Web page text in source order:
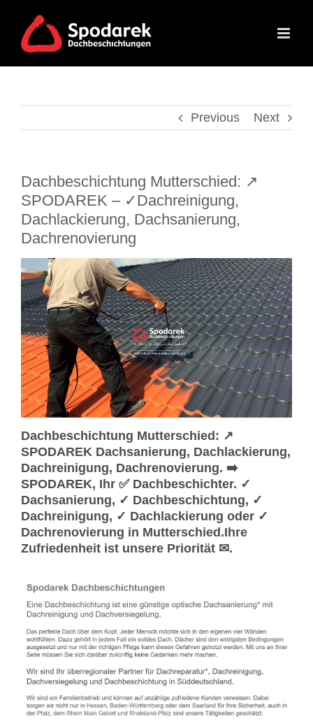
content
Previous Next
Dachbeschichtung Mutterschied: ↗️
SPODAREK – ✓Dachreinigung,
Dachlackierung, Dachsanierung,
Dachrenovierung
Dachbeschichtung Mutterschied: ↗️
SPODAREK Dachsanierung, Dachlackierung,
Dachreinigung, Dachrenovierung. ➡️
SPODAREK, Ihr ✅ Dachbeschichter. ✓
Dachsanierung, ✓ Dachbeschichtung, ✓
Dachreinigung, ✓ Dachlackierung oder ✓
Dachrenovierung in Mutterschied.Ihre
Zufriedenheit ist unsere Priorität ✉.